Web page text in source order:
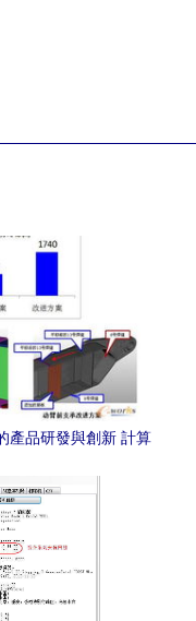
產品研發與創新 計算